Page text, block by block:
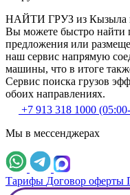
НАЙТИ ГРУЗ из Кызыла
Вы можете быстро найти
предложения или
наш сервис напрямую
машины, что в итоге
Сервис поиска грузов
обоих направлениях.
+7 913 318 1000
Мы в мессенджерах
Тарифы Договор оферты